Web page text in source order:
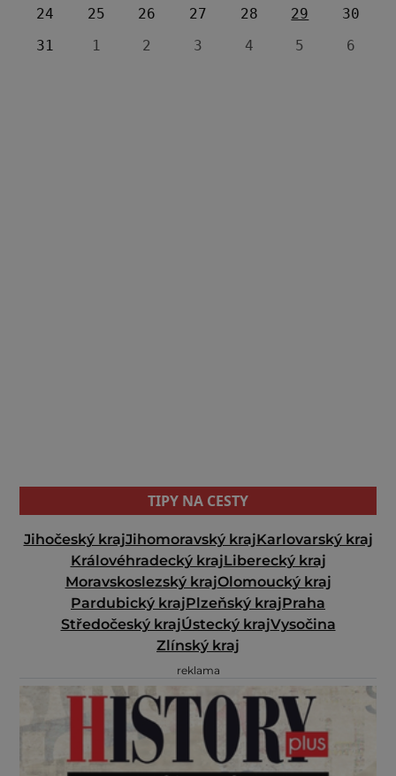
24
25 26 27 28 29
30
31
1 2 3 4 5 6
TIPY NA CESTY
Jihočeský krajJihomoravský krajKarlovarský kraj
Královéhradecký krajLiberecký kraj
Moravskoslezský krajOlomoucký kraj
Pardubický krajPlzeňský krajPraha
Středočeský krajÚstecký krajVysočina
Zlínský kraj
reklama